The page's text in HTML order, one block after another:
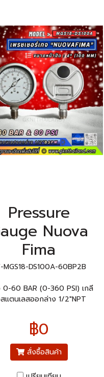
Pressure
Nuova
Fima
MGS18-DS100A-60BP2B
0-60 BAR (0-360 PSI) เกลี
แตนเลสออกล่าง 1/2"NPT
฿0
สั่งซื้อสินค้า